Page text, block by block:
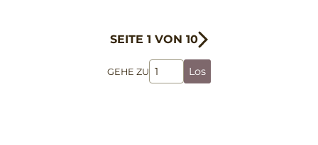
SEITE 1 VON 10
GEHE ZU Los